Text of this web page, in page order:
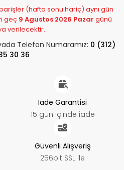
(hafta sonu hariç) aynı gün
geç 9 Agustos 2026 Pazar günü
verilecektir.
Telefon Numaramız: 0 (312)
30 36
İade Garantisi
15 gün içinde iade
Güvenli Alışveriş
256bit SSL ile